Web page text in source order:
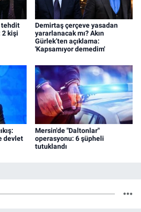
tehdit
2 kişi
Demirtaş çerçeve yasadan
yararlanacak mı? Akın
Gürlek’ten açıklama:
'Kapsamıyor demedim'
devlet
Mersin'de "Daltonlar"
operasyonu: 6 şüpheli
tutuklandı